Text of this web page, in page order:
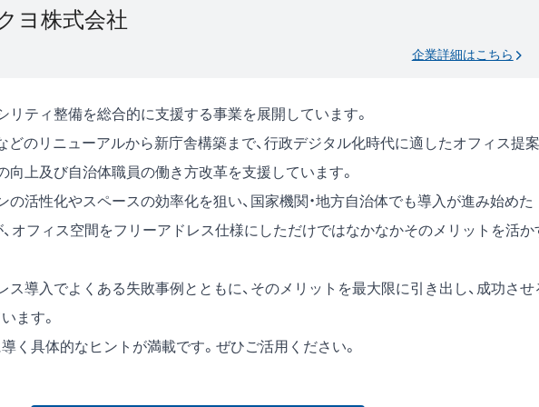
ヨ株式会社
企業詳細はこちら
リティ整備を総合的に支援する事業を展開しています。
どのリニューアルから新庁舎構築まで、行政デジタル化時代に適したオフィス提案
向上及び自治体職員の働き方改革を支援しています。
の活性化やスペースの効率化を狙い、国家機関・地方自治体でも導入が進み始めた
、オフィス空間をフリーアドレス仕様にしただけではなかなかそのメリットを活か
ス導入でよくある失敗事例とともに、そのメリットを最大限に引き出し、成功させ
ます。
く具体的なヒントが満載です。ぜひご活用ください。